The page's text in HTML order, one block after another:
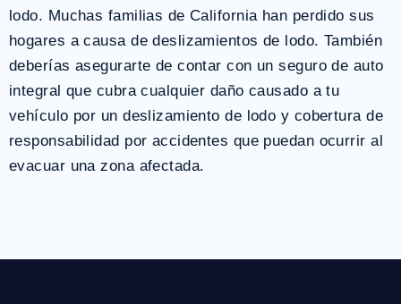
lodo. Muchas familias de California han perdido sus
hogares a causa de deslizamientos de lodo. También
deberías asegurarte de contar con un seguro de auto
integral que cubra cualquier daño causado a tu
vehículo por un deslizamiento de lodo y cobertura de
responsabilidad por accidentes que puedan ocurrir al
evacuar una zona afectada.